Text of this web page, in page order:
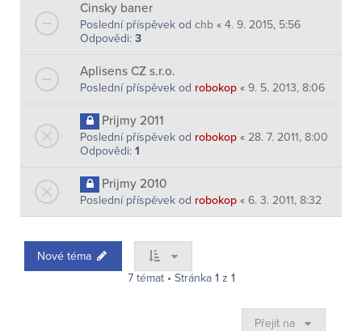
Cinsky baner
Poslední příspěvek od chb « 4. 9. 2015, 5:56
Odpovědi: 3
Aplisens CZ s.r.o.
Poslední příspěvek od robokop « 9. 5. 2013, 8:06
Prijmy 2011
Poslední příspěvek od robokop « 28. 7. 2011, 8:00
Odpovědi: 1
Prijmy 2010
Poslední příspěvek od robokop « 6. 3. 2011, 8:32
Nové téma
7 témat • Stránka 1 z 1
Přejít na